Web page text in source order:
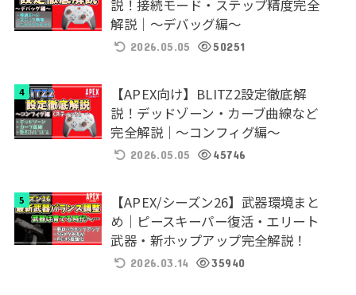
説！接続モード・ステップ精度完全
解説｜～デバッグ編～
2026.05.05 50251
【APEX向け】BLITZ2設定徹底解
説！デッドゾーン・カーブ曲線など
完全解説｜～コンフィグ編～
2026.05.05 45746
【APEX/シーズン26】武器環境まと
め｜ピースキーパー復活・エリート
武器・新ホップアップ完全解説！
2026.03.14 35940